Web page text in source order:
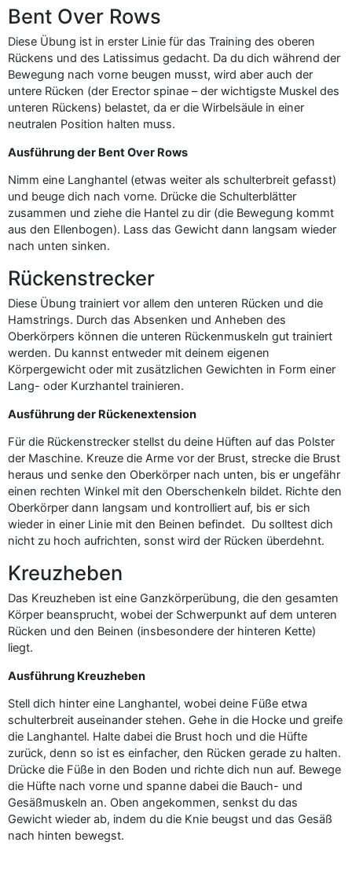
Bent Over Rows
Diese Übung ist in erster Linie für das Training des oberen
Rückens und des Latissimus gedacht. Da du dich während der
Bewegung nach vorne beugen musst, wird aber auch der
untere Rücken (der Erector spinae – der wichtigste Muskel des
unteren Rückens) belastet, da er die Wirbelsäule in einer
neutralen Position halten muss.
Ausführung der Bent Over Rows
Nimm eine Langhantel (etwas weiter als schulterbreit gefasst)
und beuge dich nach vorne. Drücke die Schulterblätter
zusammen und ziehe die Hantel zu dir (die Bewegung kommt
aus den Ellenbogen). Lass das Gewicht dann langsam wieder
nach unten sinken.
Rückenstrecker
Diese Übung trainiert vor allem den unteren Rücken und die
Hamstrings. Durch das Absenken und Anheben des
Oberkörpers können die unteren Rückenmuskeln gut trainiert
werden. Du kannst entweder mit deinem eigenen
Körpergewicht oder mit zusätzlichen Gewichten in Form einer
Lang- oder Kurzhantel trainieren.
Ausführung der Rückenextension
Für die Rückenstrecker stellst du deine Hüften auf das Polster
der Maschine. Kreuze die Arme vor der Brust, strecke die Brust
heraus und senke den Oberkörper nach unten, bis er ungefähr
einen rechten Winkel mit den Oberschenkeln bildet. Richte den
Oberkörper dann langsam und kontrolliert auf, bis er sich
wieder in einer Linie mit den Beinen befindet. Du solltest dich
nicht zu hoch aufrichten, sonst wird der Rücken überdehnt.
Kreuzheben
Das Kreuzheben ist eine Ganzkörperübung, die den gesamten
Körper beansprucht, wobei der Schwerpunkt auf dem unteren
Rücken und den Beinen (insbesondere der hinteren Kette)
liegt.
Ausführung Kreuzheben
Stell dich hinter eine Langhantel, wobei deine Füße etwa
schulterbreit auseinander stehen. Gehe in die Hocke und greife
die Langhantel. Halte dabei die Brust hoch und die Hüfte
zurück, denn so ist es einfacher, den Rücken gerade zu halten.
Drücke die Füße in den Boden und richte dich nun auf. Bewege
die Hüfte nach vorne und spanne dabei die Bauch- und
Gesäßmuskeln an. Oben angekommen, senkst du das
Gewicht wieder ab, indem du die Knie beugst und das Gesäß
nach hinten bewegst.